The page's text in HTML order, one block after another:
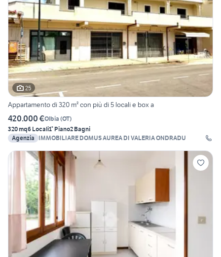
25
Appartamento di 320 m² con più di 5 locali e box a
420.000 €Olbia (OT)
320 mq6 Locali1° Piano2 Bagni
Agenzia
IMMOBILIARE DOMUS AUREA DI VALERIA ONDRADU